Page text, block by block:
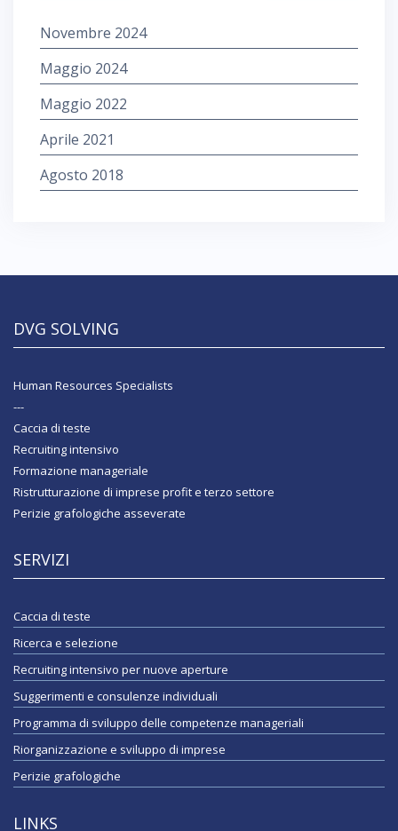
Novembre 2024
Maggio 2024
Maggio 2022
Aprile 2021
Agosto 2018
DVG SOLVING
Human Resources Specialists
---
Caccia di teste
Recruiting intensivo
Formazione manageriale
Ristrutturazione di imprese profit e terzo settore
Perizie grafologiche asseverate
SERVIZI
Caccia di teste
Ricerca e selezione
Recruiting intensivo per nuove aperture
Suggerimenti e consulenze individuali
Programma di sviluppo delle competenze manageriali
Riorganizzazione e sviluppo di imprese
Perizie grafologiche
LINKS